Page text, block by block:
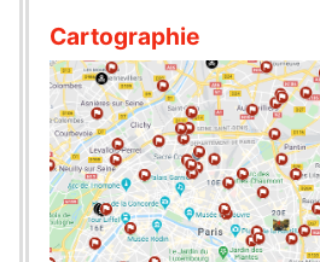
Cartographie